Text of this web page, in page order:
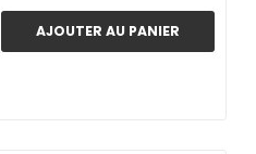
AJOUTER AU PANIER